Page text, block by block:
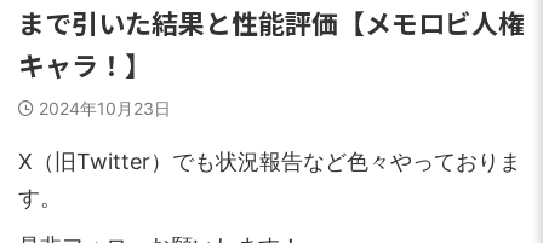
まで引いた結果と性能評価【メモロビ人権
キャラ！】
2024年10月23日
X（旧Twitter）でも状況報告など色々やっておりま
す。